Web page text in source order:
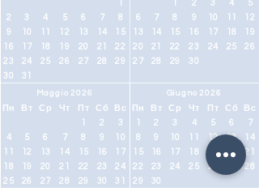
1
2
3 4 5 6 7
8
9
10 11 12 13 14
15
16
17 18 19 20 21
22
23
24 25 26 27 28
29
30
31
Maggio 2026
Пн Вт Ср Чт Пт Сб
Вс
1
2
3
4
5 6 7 8 9
10
11
12 13 14 15 16
17
18
19 20 21 22 23
24
25
26 27 28 29 30 31
1
2 3 4
5
6
7 8 9 10 11
12
13
14 15 16 17 18
19
20
21 22 23 24 25
26
27
28 29 30
Giugno 2026
Пн Вт Ср Чт Пт Сб
Вс
1
2 3 4 5 6
7
8
9 10 11 12 13
14
15
16 17 18 19 20
21
22
23 24 25 26
28
29
30